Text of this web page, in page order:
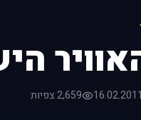
16.02.2011 2,659 צפיות